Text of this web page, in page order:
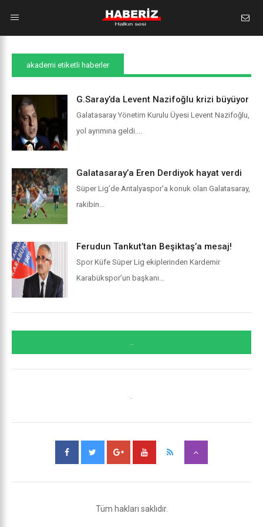
akademi etiketli haberler
G.Saray’da Levent Nazifoğlu krizi büyüyor
Galatasaray Yönetim Kurulu Üyesi Levent Nazifoğlu,
yol ayrımına geldi....
Galatasaray’a Eren Derdiyok hayat verdi
Süper Lig’de Antalyaspor’a konuk olan Galatasaray,
rakibin...
Ferudun Tankut’tan Beşiktaş’a mesaj!
Spor Küfe Süper Lig ekiplerinden Kardemir
Karabükspor’un başkanı...
...
Tüm hakları saklıdır.